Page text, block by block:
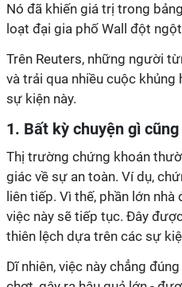
Nó đã khiến giá trị trong
loạt đại gia phố Wall đột
Trên Reuters, những người
và trải qua nhiều cuộc
sự kiện này.
1. Bất kỳ chuyện gì
Thị trường chứng khoán
giác về sự an toàn. Ví dụ,
liên tiếp. Vì thế, phần lớn
việc này sẽ tiếp tục. Đây
thiên lệch dựa trên các sự
Dĩ nhiên, việc này chẳng